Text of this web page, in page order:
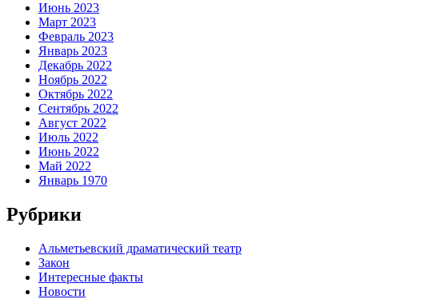
Июнь 2023
Март 2023
Февраль 2023
Январь 2023
Декабрь 2022
Ноябрь 2022
Октябрь 2022
Сентябрь 2022
Август 2022
Июль 2022
Июнь 2022
Май 2022
Январь 1970
Рубрики
Альметьевский драматический театр
Закон
Интересные факты
Новости